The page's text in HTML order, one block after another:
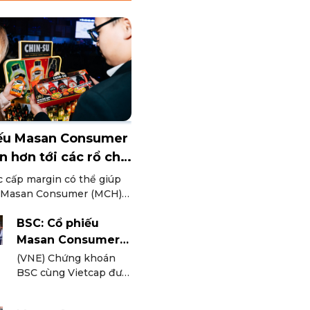
Masan Consumer
hơn tới các rổ chỉ
cấp margin có thể giúp
Consumer (MCH)
trường, đồng thời tạo
thuận lợi để cải thiện
và mở rộng tệp nhà
BSC: Cổ phiếu
Masan Consumer
tiến gần cơ hội vào
VN30
(VNE) Chứng khoán
BSC cùng Vietcap đưa